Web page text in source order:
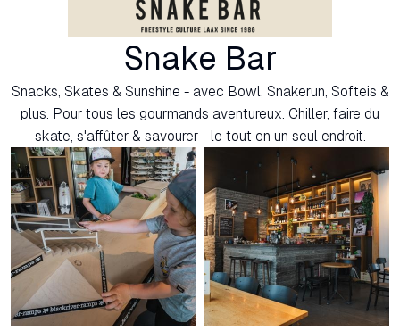
Snake Bar
Snacks, Skates & Sunshine - avec Bowl, Snakerun, Softeis &
plus. Pour tous les gourmands aventureux. Chiller, faire du
skate, s'affûter & savourer - le tout en un seul endroit.